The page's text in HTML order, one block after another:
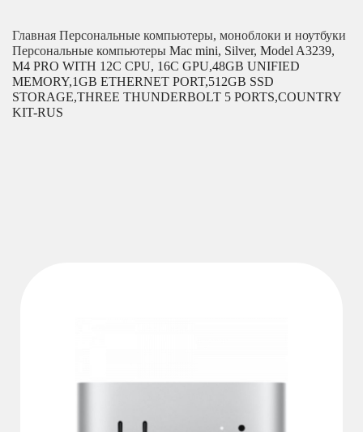
Главная Персональные компьютеры, моноблоки и ноутбуки
Персональные компьютеры Mac mini, Silver, Model A3239,
M4 PRO WITH 12C CPU, 16C GPU,48GB UNIFIED
MEMORY,1GB ETHERNET PORT,512GB SSD
STORAGE,THREE THUNDERBOLT 5 PORTS,COUNTRY
KIT-RUS